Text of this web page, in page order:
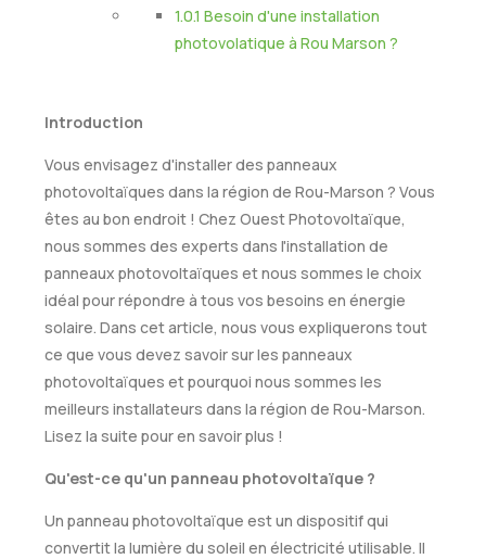
1.0.1 Besoin d'une installation
photovolatique à Rou Marson ?
Introduction
Vous envisagez d'installer des panneaux
photovoltaïques dans la région de Rou-Marson ? Vous
êtes au bon endroit ! Chez Ouest Photovoltaïque,
nous sommes des experts dans l'installation de
panneaux photovoltaïques et nous sommes le choix
idéal pour répondre à tous vos besoins en énergie
solaire. Dans cet article, nous vous expliquerons tout
ce que vous devez savoir sur les panneaux
photovoltaïques et pourquoi nous sommes les
meilleurs installateurs dans la région de Rou-Marson.
Lisez la suite pour en savoir plus !
Qu'est-ce qu'un panneau photovoltaïque ?
Un panneau photovoltaïque est un dispositif qui
convertit la lumière du soleil en électricité utilisable. Il